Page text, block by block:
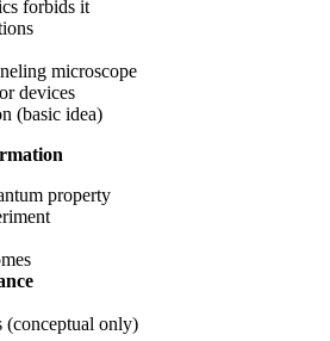
forbids it
microscope
devices
(basic idea)
property
(conceptual only)